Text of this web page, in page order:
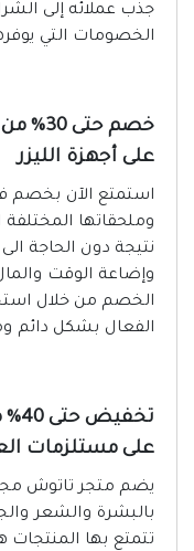
جذب عملائه إلى
الخصومات التي
خصم
على أجهزة الليزر
وملحقاتها
نتيجة دون الحاجة
وإضاعة الوقت
الخصم من خلال
الفعال بشكل دائم
على مستلزمات
يضم متجر تاتوش
بالبشرة والشعر
تتمتع بها المنتجات